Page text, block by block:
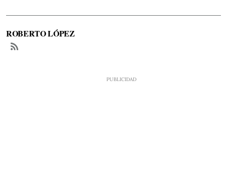
ROBERTO LÓPEZ